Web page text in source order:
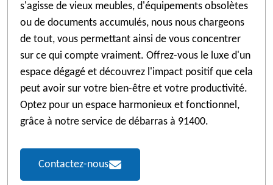
s'agisse de vieux meubles, d'équipements obsolètes
ou de documents accumulés, nous nous chargeons
de tout, vous permettant ainsi de vous concentrer
sur ce qui compte vraiment. Offrez-vous le luxe d'un
espace dégagé et découvrez l'impact positif que cela
peut avoir sur votre bien-être et votre productivité.
Optez pour un espace harmonieux et fonctionnel,
grâce à notre service de débarras à 91400.
Contactez-nous